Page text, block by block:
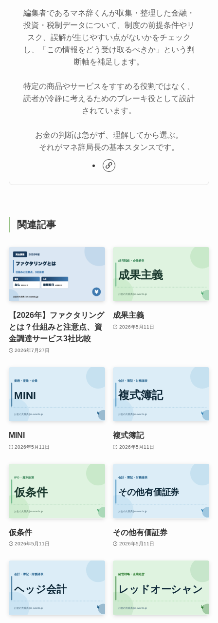
編集者であるマネ辞くんが収集・整理した金融・
投資・税制データについて、制度の前提条件やリ
スク、誤解が生じやすい点がないかをチェック
し、「この情報をどう受け取るべきか」という判
断軸を補足します。
特定の商品やサービスをすすめる役割ではなく、
読者が冷静に考えるためのブレーキ役として設計
されています。
お金の判断は急がず、理解してから選ぶ。
それがマネ辞局長の基本スタンスです。
関連記事
【2026年】ファクタリング
とは？仕組みと注意点、資
金調達サービス3社比較
2026年7月27日
成果主義
2026年5月11日
MINI
2026年5月11日
複式簿記
2026年5月11日
仮条件
2026年5月11日
その他有価証券
2026年5月11日